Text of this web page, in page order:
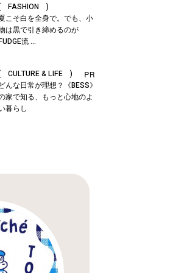
FASHION )
こそ白を全身で。でも、小
は黒で引き締めるのが
流 ...
CULTURE & LIFE )
どんな日常が理想？《BESS》
家で知る、もっと心地のよ
暮らし